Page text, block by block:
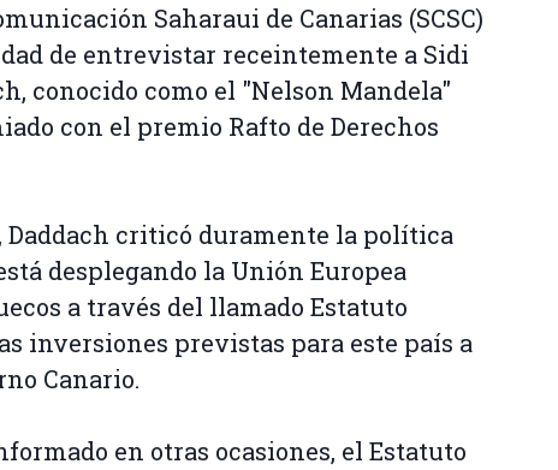
Saharaui de Canarias (SCSC)
de entrevistar receintemente a Sidi
conocido como el "Nelson Mandela"
con el premio Rafto de Derechos
Daddach criticó duramente la política
desplegando la Unión Europea
a través del llamado Estatuto
inversiones previstas para este país a
Canario.
en otras ocasiones, el Estatuto